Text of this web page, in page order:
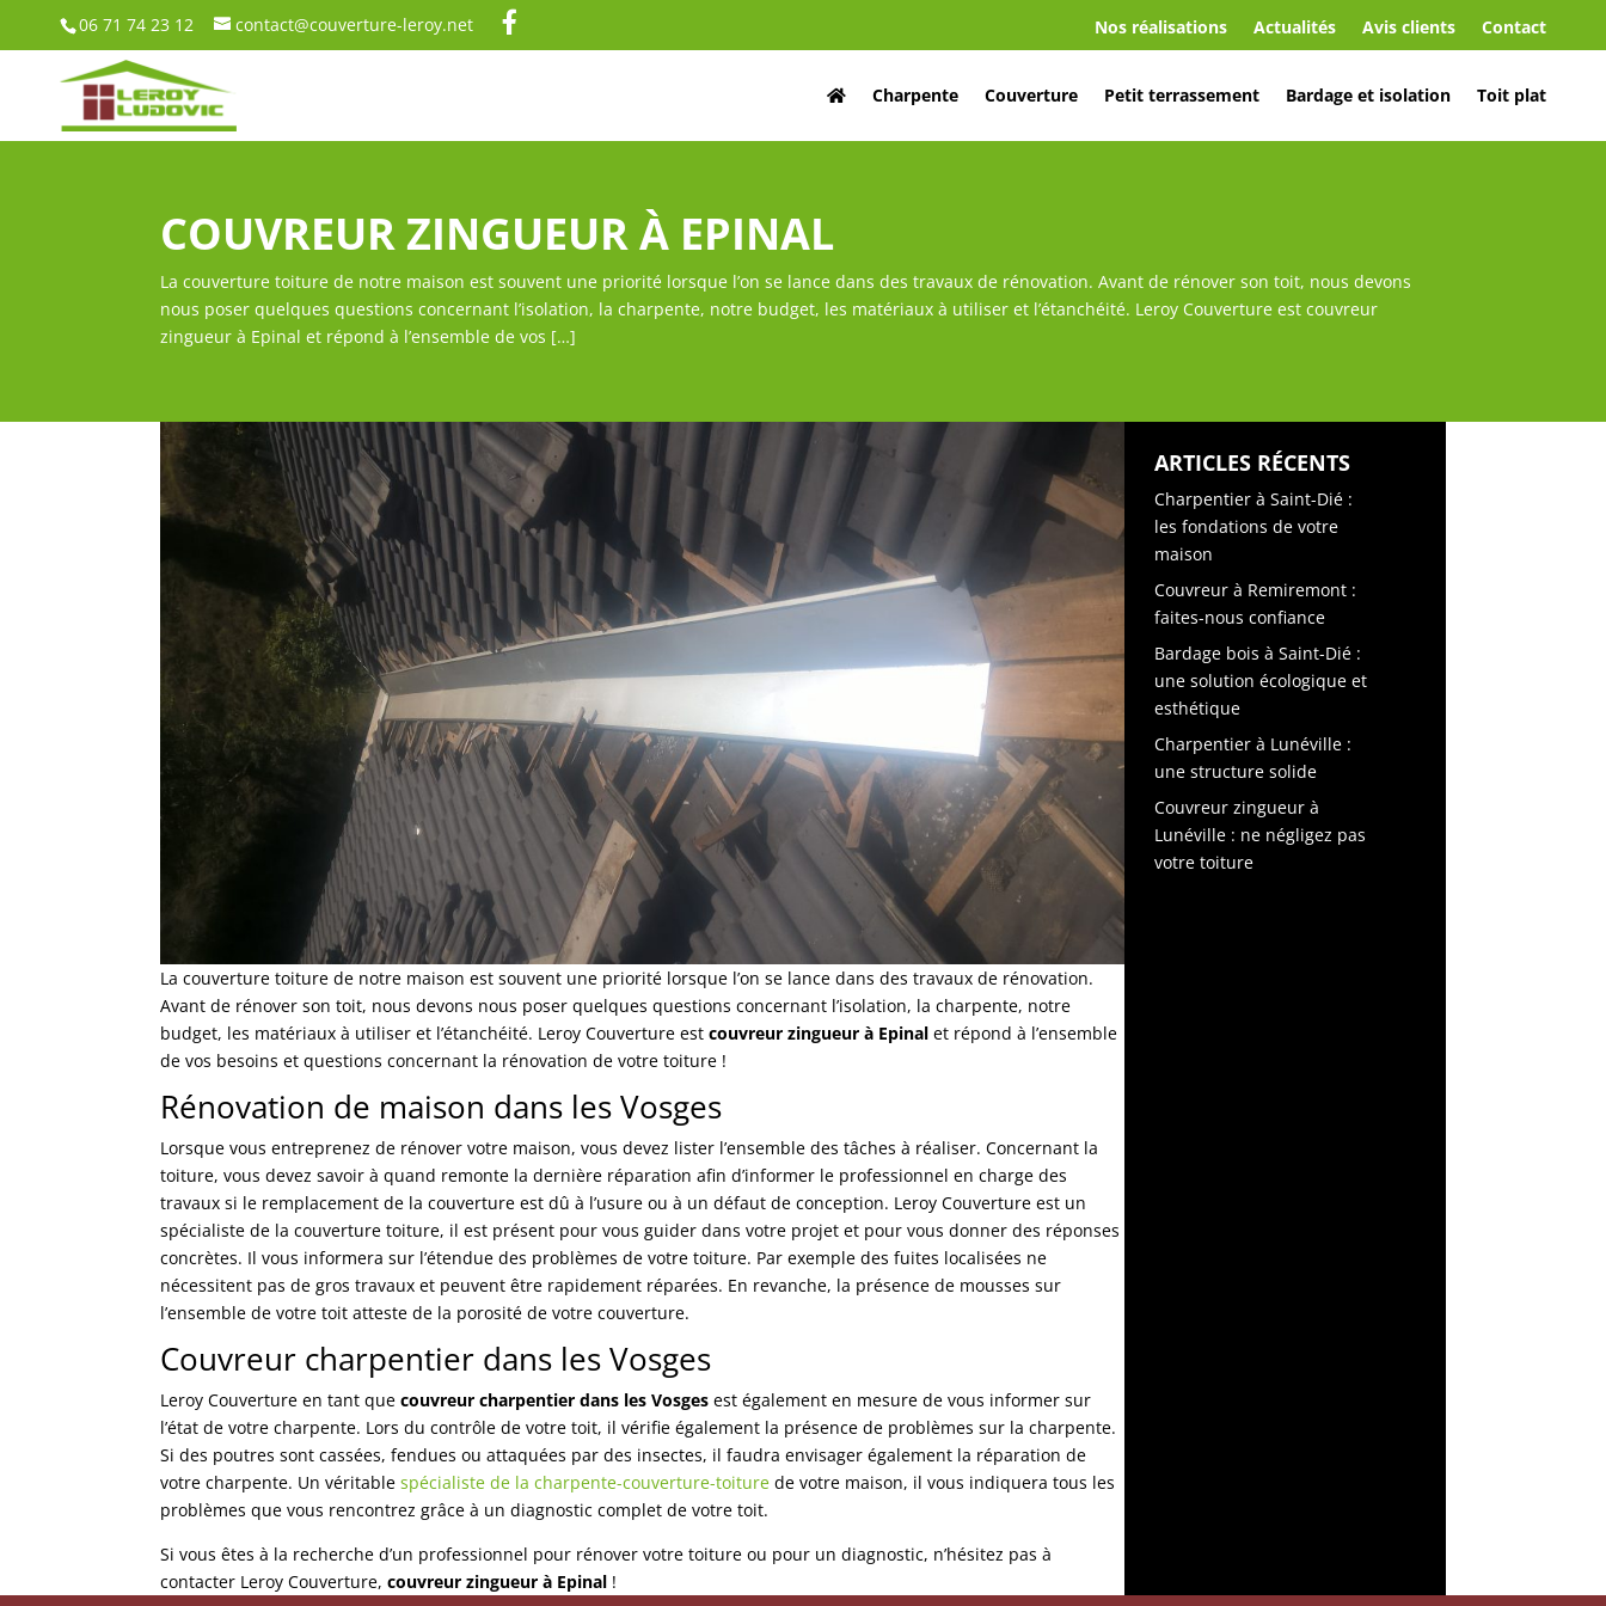
06 71 74 23 12 contact@couverture-leroy.net Nos réalisations Actualités Avis clients Contact
Charpente Couverture Petit terrassement Bardage et isolation Toit plat
COUVREUR ZINGUEUR À EPINAL
La couverture toiture de notre maison est souvent une priorité lorsque l’on se lance dans des travaux de rénovation. Avant de rénover son toit, nous devons
nous poser quelques questions concernant l’isolation, la charpente, notre budget, les matériaux à utiliser et l’étanchéité. Leroy Couverture est couvreur
zingueur à Epinal et répond à l’ensemble de vos […]
La couverture toiture de notre maison est souvent une priorité lorsque l’on se lance dans des travaux de rénovation.
Avant de rénover son toit, nous devons nous poser quelques questions concernant l’isolation, la charpente, notre
budget, les matériaux à utiliser et l’étanchéité. Leroy Couverture estcouvreur zingueur à Epinal et répond à l’ensemble
de vos besoins et questions concernant la rénovation de votre toiture !
Rénovation de maison dans les Vosges
Lorsque vous entreprenez de rénover votre maison, vous devez lister l’ensemble des tâches à réaliser. Concernant la
toiture, vous devez savoir à quand remonte la dernière réparation afin d’informer le professionnel en charge des
travaux si le remplacement de la couverture est dû à l’usure ou à un défaut de conception. Leroy Couverture est un
spécialiste de la couverture toiture, il est présent pour vous guider dans votre projet et pour vous donner des réponses
concrètes. Il vous informera sur l’étendue des problèmes de votre toiture. Par exemple des fuites localisées ne
nécessitent pas de gros travaux et peuvent être rapidement réparées. En revanche, la présence de mousses sur
l’ensemble de votre toit atteste de la porosité de votre couverture.
Couvreur charpentier dans les Vosges
Leroy Couverture en tant quecouvreur charpentier dans les Vosges est également en mesure de vous informer sur
l’état de votre charpente. Lors du contrôle de votre toit, il vérifie également la présence de problèmes sur la charpente.
Si des poutres sont cassées, fendues ou attaquées par des insectes, il faudra envisager également la réparation de
votre charpente. Un véritablespécialiste de la charpente-couverture-toiture de votre maison, il vous indiquera tous les
problèmes que vous rencontrez grâce à un diagnostic complet de votre toit.
Si vous êtes à la recherche d’un professionnel pour rénover votre toiture ou pour un diagnostic, n’hésitez pas à
contacter Leroy Couverture,couvreur zingueur à Epinal !
ARTICLES RÉCENTS
Charpentier à Saint-Dié :
les fondations de votre
maison
Couvreur à Remiremont :
faites-nous confiance
Bardage bois à Saint-Dié :
une solution écologique et
esthétique
Charpentier à Lunéville :
une structure solide
Couvreur zingueur à
Lunéville : ne négligez pas
votre toiture